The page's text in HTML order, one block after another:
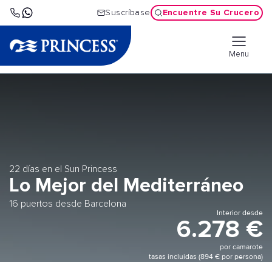
Suscríbase Encuentre Su Crucero
Menu
22 días en el Sun Princess
Lo Mejor del Mediterráneo
16 puertos desde Barcelona
Interior desde
6.278 €
por camarote
tasas incluidas (894 € por persona)